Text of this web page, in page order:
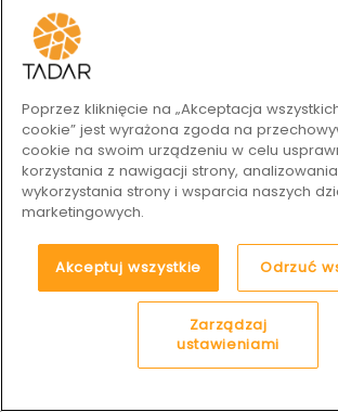
delikatność ryby z aromatem pomidorów,
doskonały pomysł na obiad dla osób, które
rybną, ale mają dość klasycznego
przygotować szybki, jednogarnkowy posiłek
czytaj więcej
Poprzez kliknięcie na „Akceptacja
cookie” jest wyrażona zgoda na
cookie na swoim urządzeniu w celu
korzystania z nawigacji strony, analizowania
wykorzystania strony i wsparcia naszych
marketingowych.
Akceptuj wszystkie Odrzuć
Zarządzaj
ustawieniami